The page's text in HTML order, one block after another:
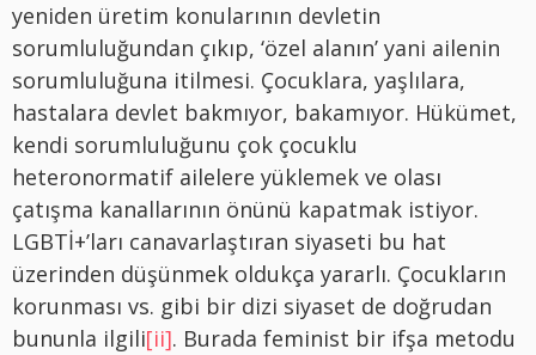
yeniden üretim konularının devletin
sorumluluğundan çıkıp, ‘özel alanın’ yani ailenin
sorumluluğuna itilmesi. Çocuklara, yaşlılara,
hastalara devlet bakmıyor, bakamıyor. Hükümet,
kendi sorumluluğunu çok çocuklu
heteronormatif ailelere yüklemek ve olası
çatışma kanallarının önünü kapatmak istiyor.
LGBTİ+’ları canavarlaştıran siyaseti bu hat
üzerinden düşünmek oldukça yararlı. Çocukların
korunması vs. gibi bir dizi siyaset de doğrudan
bununla ilgili[ii]. Burada feminist bir ifşa metodu